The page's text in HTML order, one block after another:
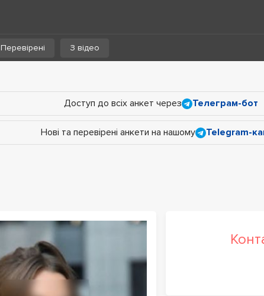
Перевірені З відео
Доступ до всіх анкет через Телеграм-бот
Нові та перевірені анкети на нашому Telegram-